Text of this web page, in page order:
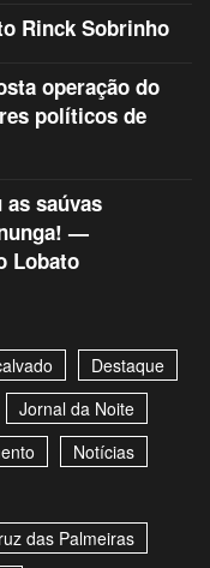
Rinck Sobrinho
operação do
políticos de
as saúvas
—
Lobato
Destaque
Jornal da Noite
Notícias
das Palmeiras